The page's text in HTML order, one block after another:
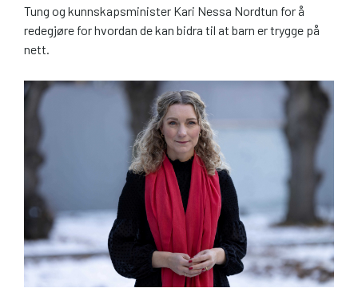
Tung og kunnskapsminister Kari Nessa Nordtun for å
redegjøre for hvordan de kan bidra til at barn er trygge på
nett.